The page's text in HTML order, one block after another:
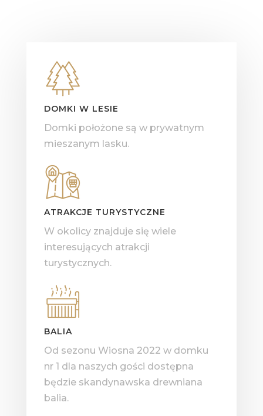
DOMKI W LESIE
Domki położone są w prywatnym
mieszanym lasku.
ATRAKCJE TURYSTYCZNE
W okolicy znajduje się wiele
interesujących atrakcji
turystycznych.
BALIA
Od sezonu Wiosna 2022 w domku
nr 1 dla naszych gości dostępna
będzie skandynawska drewniana
balia.